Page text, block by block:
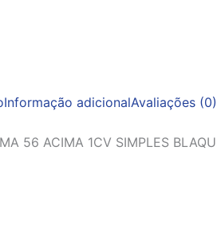
Informação adicionalAvaliações (0)
56 ACIMA 1CV SIMPLES